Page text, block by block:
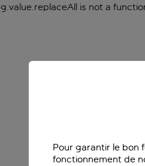
g.value.replaceAll is not a
Pour garantir le bon
fonctionnement de